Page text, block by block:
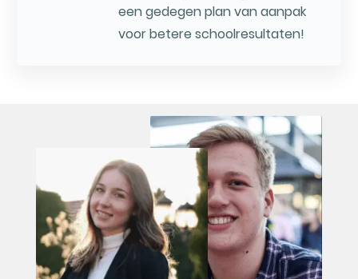
een gedegen plan van aanpak
voor betere schoolresultaten!